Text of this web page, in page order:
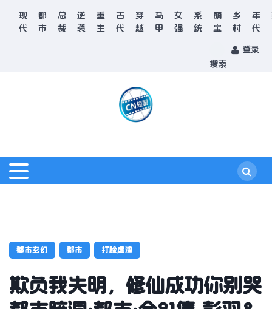
现
代
都
市
总
裁
逆
袭
重
生
古
代
穿
越
马
甲
女
强
系
统
萌
宝
乡
村
年
代
搜索
登录
都市玄幻 都市 打脸虐渣
欺负我失明，修仙成功你别哭